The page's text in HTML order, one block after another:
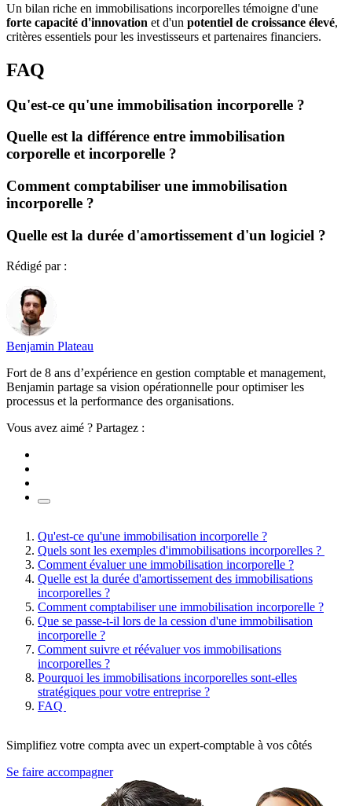
Un bilan riche en immobilisations incorporelles témoigne d'une
forte capacité d'innovation et d'un potentiel de croissance élevé,
critères essentiels pour les investisseurs et partenaires financiers.
FAQ
Qu'est-ce qu'une immobilisation incorporelle ?
Quelle est la différence entre immobilisation
corporelle et incorporelle ?
Comment comptabiliser une immobilisation
incorporelle ?
Quelle est la durée d'amortissement d'un logiciel ?
Rédigé par :
Benjamin Plateau
Fort de 8 ans d’expérience en gestion comptable et management,
Benjamin partage sa vision opérationnelle pour optimiser les
processus et la performance des organisations.
Vous avez aimé ? Partagez :
Qu'est-ce qu'une immobilisation incorporelle ?
Quels sont les exemples d'immobilisations incorporelles ?
Comment évaluer une immobilisation incorporelle ?
Quelle est la durée d'amortissement des immobilisations
incorporelles ?
Comment comptabiliser une immobilisation incorporelle ?
Que se passe-t-il lors de la cession d'une immobilisation
incorporelle ?
Comment suivre et réévaluer vos immobilisations
incorporelles ?
Pourquoi les immobilisations incorporelles sont-elles
stratégiques pour votre entreprise ?
FAQ
Simplifiez votre compta avec un expert-comptable à vos côtés
Se faire accompagner